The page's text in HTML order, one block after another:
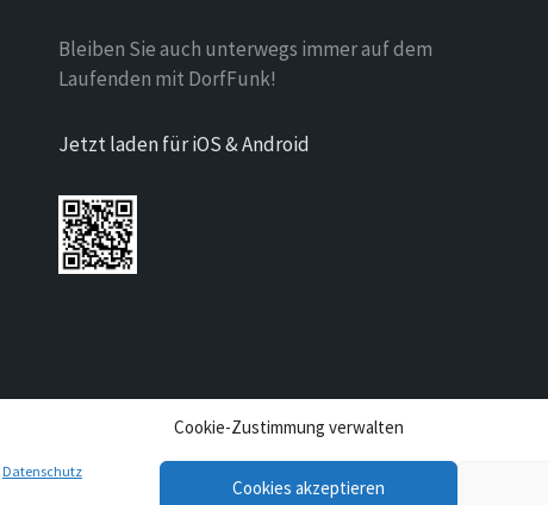
Cookie-Zustimmung verwalten
Datenschutz
Cookies akzeptieren
Bleiben Sie auch unterwegs immer auf dem
Laufenden mit DorfFunk!
Jetzt laden für iOS & Android